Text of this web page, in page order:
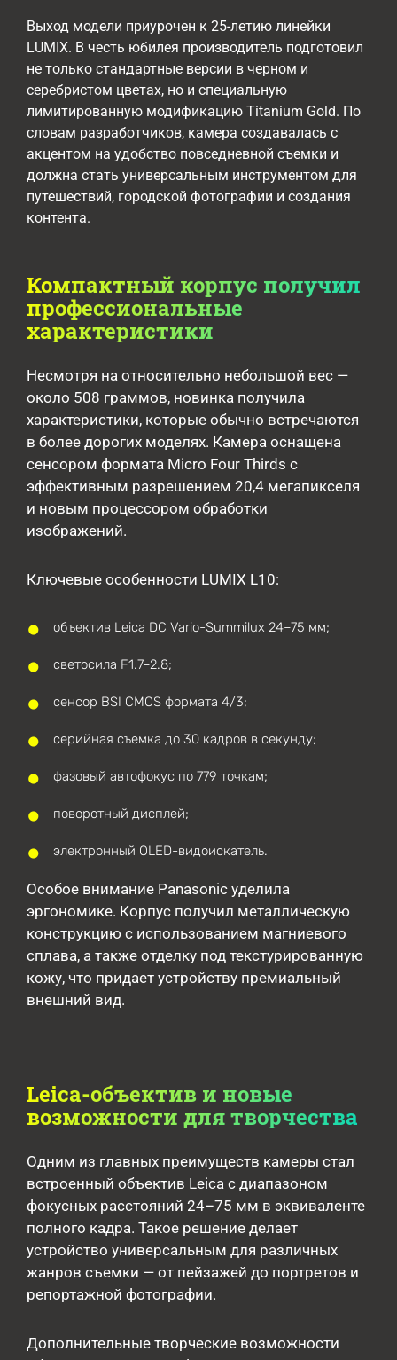
Выход модели приурочен к 25-летию линейки
LUMIX. В честь юбилея производитель подготовил
не только стандартные версии в черном и
серебристом цветах, но и специальную
лимитированную модификацию Titanium Gold. По
словам разработчиков, камера создавалась с
акцентом на удобство повседневной съемки и
должна стать универсальным инструментом для
путешествий, городской фотографии и создания
контента.
Компактный корпус получил
профессиональные
характеристики
Несмотря на относительно небольшой вес —
около 508 граммов, новинка получила
характеристики, которые обычно встречаются
в более дорогих моделях. Камера оснащена
сенсором формата Micro Four Thirds с
эффективным разрешением 20,4 мегапикселя
и новым процессором обработки
изображений.
Ключевые особенности LUMIX L10:
объектив Leica DC Vario-Summilux 24–75 мм;
светосила F1.7–2.8;
сенсор BSI CMOS формата 4/3;
серийная съемка до 30 кадров в секунду;
фазовый автофокус по 779 точкам;
поворотный дисплей;
электронный OLED-видоискатель.
Особое внимание Panasonic уделила
эргономике. Корпус получил металлическую
конструкцию с использованием магниевого
сплава, а также отделку под текстурированную
кожу, что придает устройству премиальный
внешний вид.
Leica-объектив и новые
возможности для творчества
Одним из главных преимуществ камеры стал
встроенный объектив Leica с диапазоном
фокусных расстояний 24–75 мм в эквиваленте
полного кадра. Такое решение делает
устройство универсальным для различных
жанров съемки — от пейзажей до портретов и
репортажной фотографии.
Дополнительные творческие возможности